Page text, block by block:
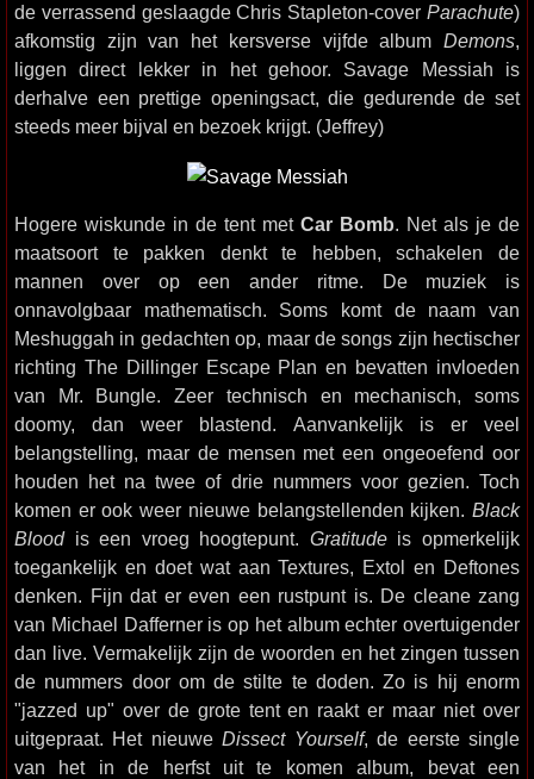
de verrassend geslaagde Chris Stapleton-cover Parachute)
afkomstig zijn van het kersverse vijfde album Demons,
liggen direct lekker in het gehoor. Savage Messiah is
derhalve een prettige openingsact, die gedurende de set
steeds meer bijval en bezoek krijgt. (Jeffrey)
Hogere wiskunde in de tent met Car Bomb. Net als je de
maatsoort te pakken denkt te hebben, schakelen de
mannen over op een ander ritme. De muziek is
onnavolgbaar mathematisch. Soms komt de naam van
Meshuggah in gedachten op, maar de songs zijn hectischer
richting The Dillinger Escape Plan en bevatten invloeden
van Mr. Bungle. Zeer technisch en mechanisch, soms
doomy, dan weer blastend. Aanvankelijk is er veel
belangstelling, maar de mensen met een ongeoefend oor
houden het na twee of drie nummers voor gezien. Toch
komen er ook weer nieuwe belangstellenden kijken. Black
Bloodis een vroeg hoogtepunt. Gratitudeis opmerkelijk
toegankelijk en doet wat aan Textures, Extol en Deftones
denken. Fijn dat er even een rustpunt is. De cleane zang
van Michael Dafferner is op het album echter overtuigender
dan live. Vermakelijk zijn de woorden en het zingen tussen
de nummers door om de stilte te doden. Zo is hij enorm
"jazzed up" over de grote tent en raakt er maar niet over
uitgepraat. Het nieuweDissect Yourself, de eerste single
van het in de herfst uit te komen album, bevat een